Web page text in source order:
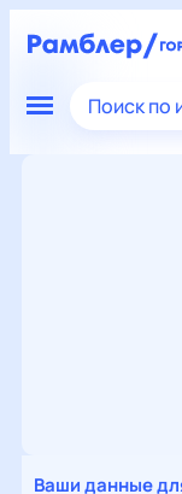
Поиск по
Ваши данные